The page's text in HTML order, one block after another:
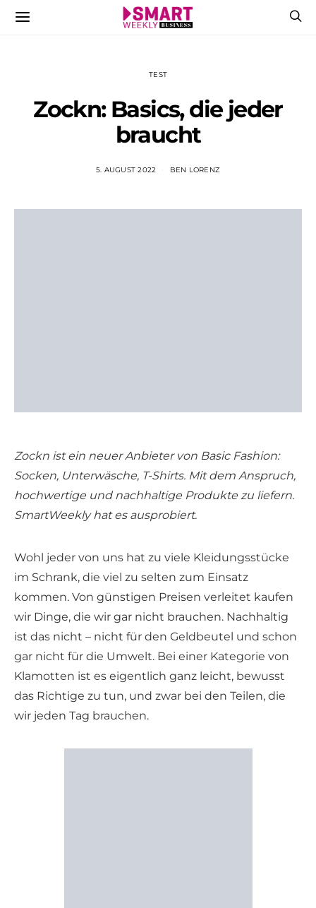
TEST
Zockn: Basics, die jeder
braucht
5. AUGUST 2022 BEN LORENZ
Zockn ist ein neuer Anbieter von Basic Fashion:
Socken, Unterwäsche, T-Shirts. Mit dem Anspruch,
hochwertige und nachhaltige Produkte zu liefern.
SmartWeekly hat es ausprobiert.
Wohl jeder von uns hat zu viele Kleidungsstücke
im Schrank, die viel zu selten zum Einsatz
kommen. Von günstigen Preisen verleitet kaufen
wir Dinge, die wir gar nicht brauchen. Nachhaltig
ist das nicht – nicht für den Geldbeutel und schon
gar nicht für die Umwelt. Bei einer Kategorie von
Klamotten ist es eigentlich ganz leicht, bewusst
das Richtige zu tun, und zwar bei den Teilen, die
wir jeden Tag brauchen.